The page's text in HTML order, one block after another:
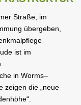
Straße, im
übergeben,
ist im
in Worms–
zeigen die „neue